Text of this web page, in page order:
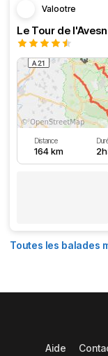
Valootre
Le Tour de
Distance
164 km
Toutes les balades
Aide